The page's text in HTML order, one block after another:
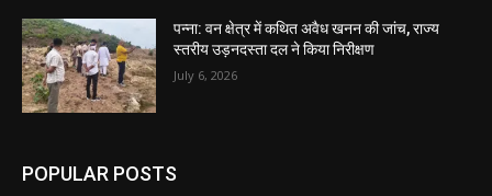
पन्ना: वन क्षेत्र में कथित अवैध खनन की जांच, राज्य
स्तरीय उड़नदस्ता दल ने किया निरीक्षण
July 6, 2026
POPULAR POSTS